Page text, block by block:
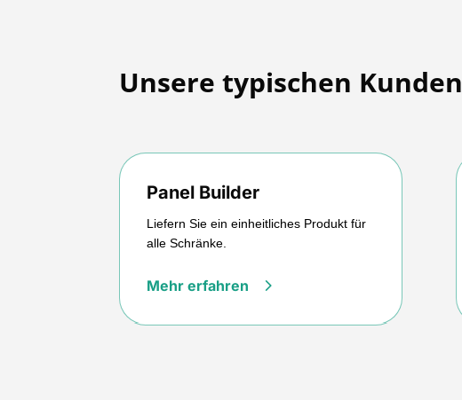
Unsere typischen Kunden
Panel Builder
Liefern Sie ein einheitliches Produkt für
alle Schränke.
Mehr erfahren